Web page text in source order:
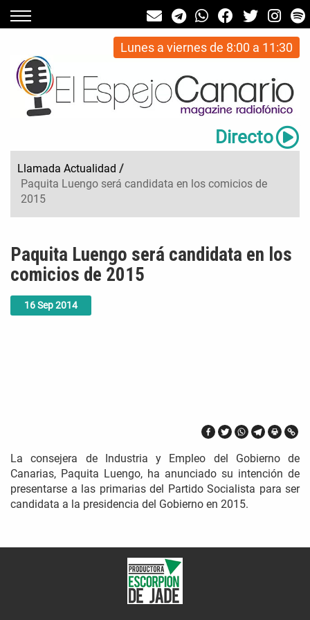
Lunes a viernes de 8:00 a 11:30
Directo
Llamada Actualidad /
Paquita Luengo será candidata en los comicios de
2015
16Sep2014
Paquita Luengo será candidata en los
comicios de 2015
La consejera de Industria y Empleo del Gobierno de
Canarias, Paquita Luengo, ha anunciado su intención de
presentarse a las primarias del Partido Socialista para ser
candidata a la presidencia del Gobierno en 2015.